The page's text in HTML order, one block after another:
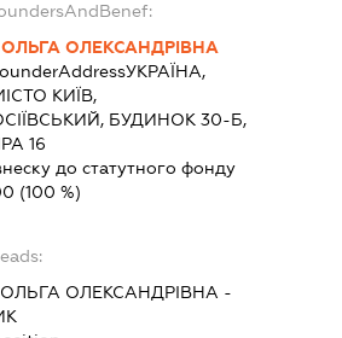
ОЛЕКСАНДРІВНА
УКРАЇНА,
КИЇВ,
БУДИНОК 30-Б,
16
до статутного фонду
(100 %)
ОЛЕКСАНДРІВНА -